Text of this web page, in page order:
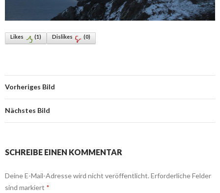
Likes (1) Dislikes (0)
Vorheriges Bild
Nächstes Bild
SCHREIBE EINEN KOMMENTAR
Deine E-Mail-Adresse wird nicht veröffentlicht. Erforderliche Felder
sind markiert *